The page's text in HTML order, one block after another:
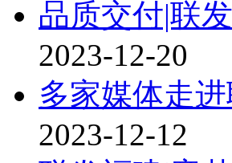
品质交付|联
2023-12-20
多家媒体走
2023-12-12